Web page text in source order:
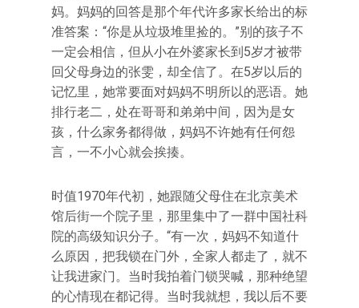
妈。妈妈的回答是那个年代许多家长给出的标
准答案：“你是从垃圾堆里捡的。”别的孩子不
一定会相信，但从小在外婆家长到5岁才被带
回父母身边的张雯，却全信了。在5岁以后的
记忆里，她常要面对妈妈不明所以的恶语。她
排行老二，处在哥哥和弟弟中间，因为是女
孩，什么家务都得做，妈妈不许她有任何怨
言，一不小心就会挨揍。
时值1970年代初，她跟随父母住在北京美术
馆后街一个院子里，那里集中了一群中国社科
院的高级知识分子。“有一次，妈妈不知道什
么原因，把我锁在门外，全家人都走了，就不
让我进家门。当时我拍着门锁哭喊，那种绝望
的心情现在都记得。当时我就想，我以后不要